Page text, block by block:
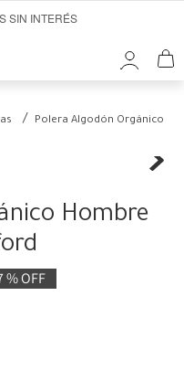
SIN INTERÉS
Polera Algodón Orgánico
Hombre
%OFF